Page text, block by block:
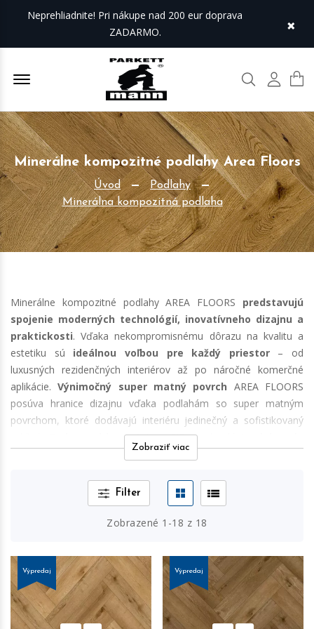
Neprehliadnite! Pri nákupe nad 200 eur doprava
ZADARMO.
×
Offcanvas Menu Open Hľadať Môj
Minerálne kompozitné podlahy Area Floors
Úvod
Podlahy
Minerálna kompozitná podlaha
Minerálne kompozitné podlahy AREA FLOORS predstavujú
spojenie moderných technológií, inovatívneho dizajnu a
praktickosti. Vďaka nekompromisnému dôrazu na kvalitu a
estetiku sú ideálnou voľbou pre každý priestor– od
luxusných rezidenčných interiérov až po náročné komerčné
aplikácie.Výnimočný super matný povrch AREA FLOORS
posúva hranice dizajnu vďaka podlahám so super matným
povrchom, ktoré dodávajú interiéru jedinečný a sofistikovaný
Embossed-in-register(EIR) technológia
kopíruje štruktúru prírodného dreva
Perfektné vlastnosti pre moderný život
Podlahy AREA FLOORS sú navrhnuté tak, aby ponúkali nielen
100% vode odolnosť
, ideálna pre kuchyne, kúpeľne a iné vlhké
priestory,
variabilná trieda záťaže kolekcií zaručuje pohodlnosť výberu
Zobraziť viac
Filter
Zobrazené 1 -18 z 18
Výpredaj Výpredaj